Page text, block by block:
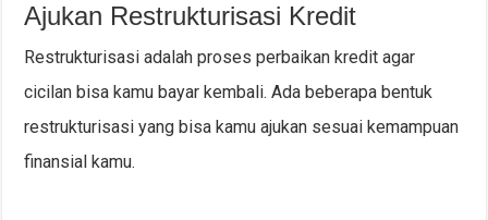
Ajukan Restrukturisasi Kredit
Restrukturisasi adalah proses perbaikan kredit agar
cicilan bisa kamu bayar kembali. Ada beberapa bentuk
restrukturisasi yang bisa kamu ajukan sesuai kemampuan
finansial kamu.